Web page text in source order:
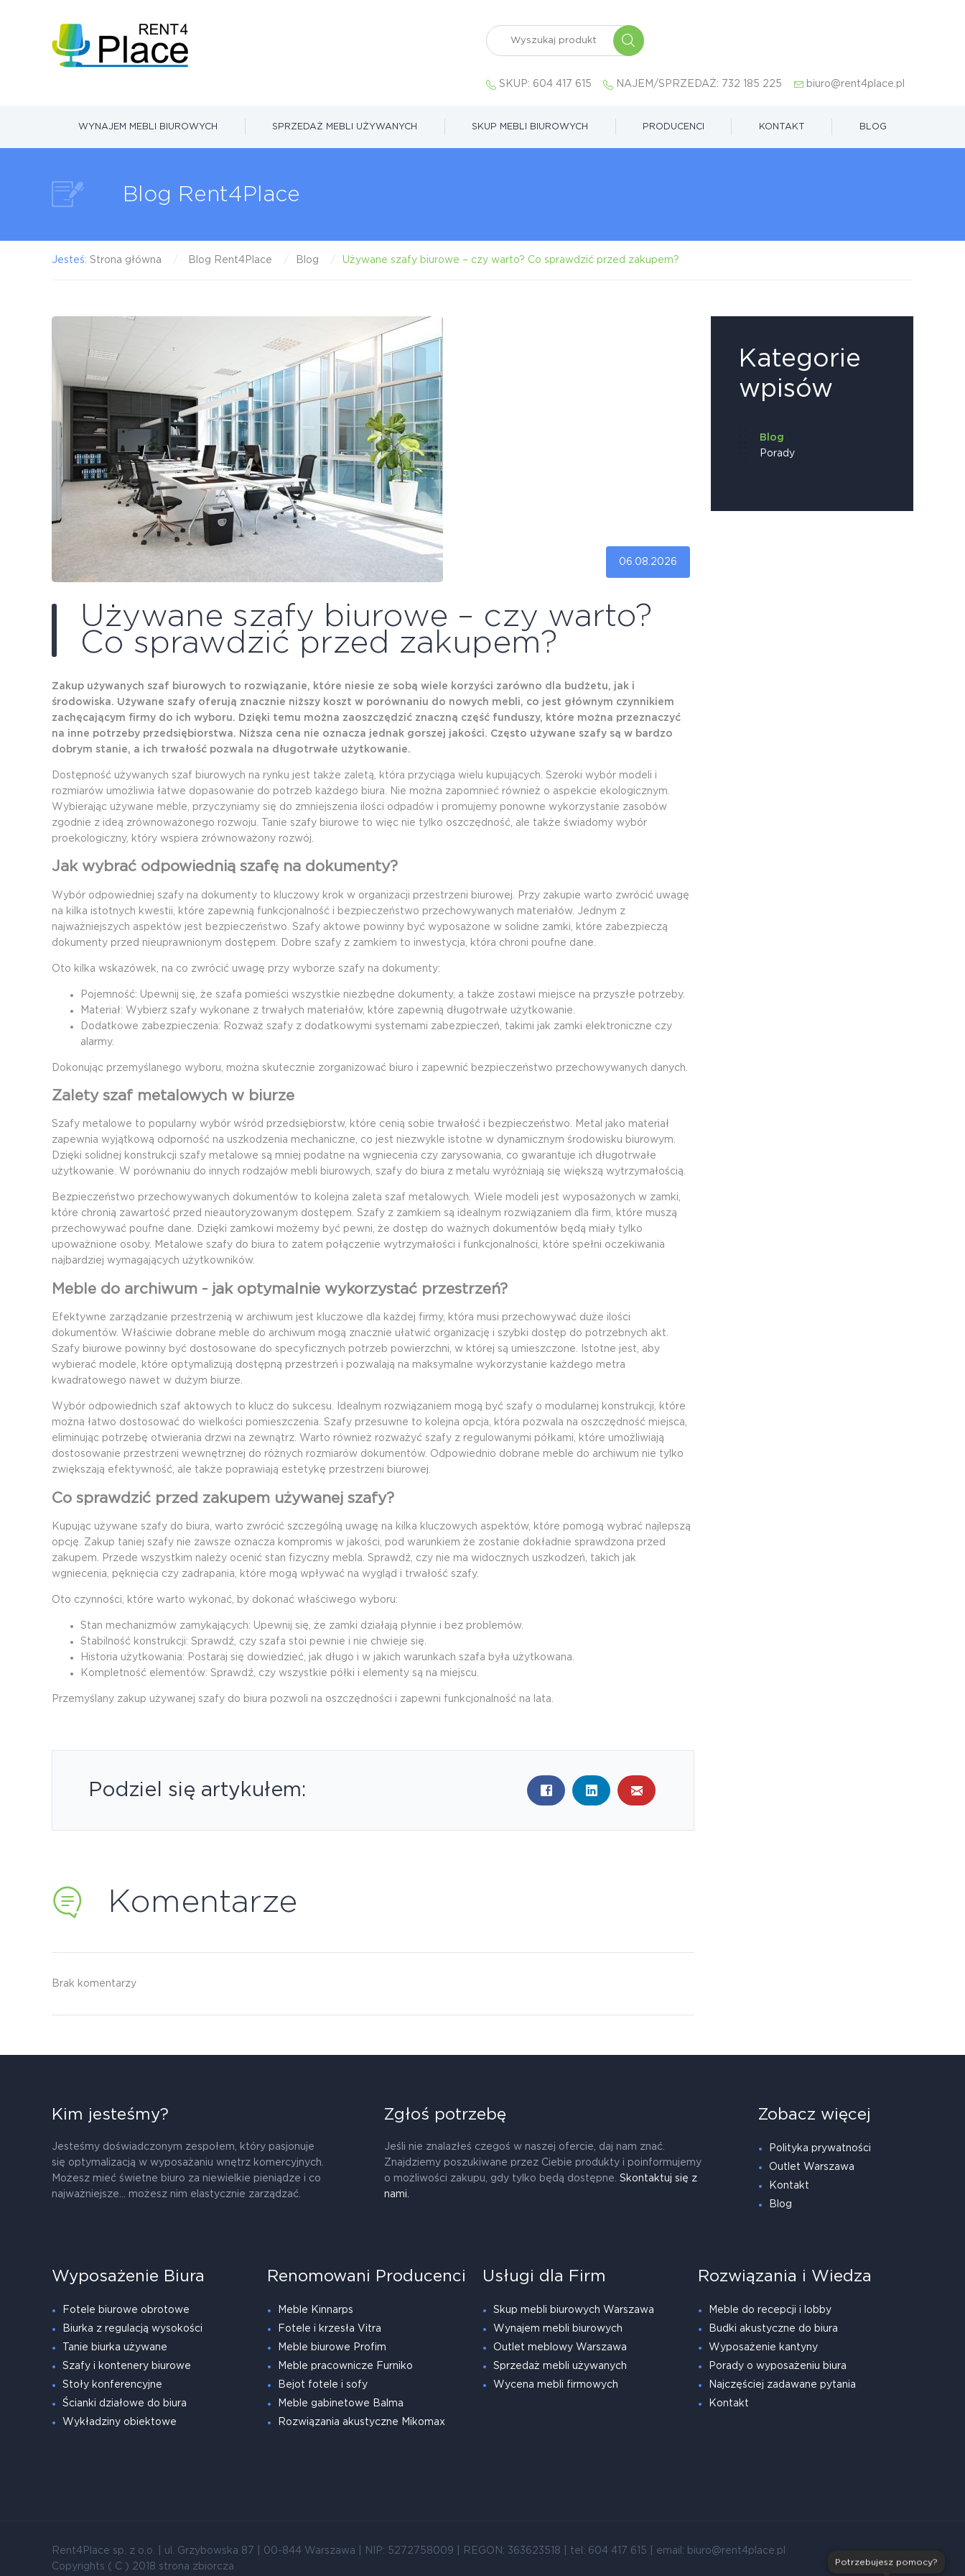
SKUP: 604 417 615 NAJEM/SPRZEDAŻ: 732 185 225 biuro@rent4place.pl
WYNAJEM MEBLI BIUROWYCH SPRZEDAŻ MEBLI UŻYWANYCH SKUP MEBLI BIUROWYCH PRODUCENCI KONTAKT BLOG
Blog Rent4Place
Jesteś: Strona główna Blog Rent4Place Blog Używane szafy biurowe – czy warto? Co sprawdzić przed zakupem?
06.08.2026
Używane szafy biurowe – czy warto?
Co sprawdzić przed zakupem?
Zakup używanych szaf biurowych to rozwiązanie, które niesie ze sobą wiele korzyści zarówno dla budżetu, jak i
środowiska. Używane szafy oferują znacznie niższy koszt w porównaniu do nowych mebli, co jest głównym czynnikiem
zachęcającym firmy do ich wyboru. Dzięki temu można zaoszczędzić znaczną część funduszy, które można przeznaczyć
na inne potrzeby przedsiębiorstwa. Niższa cena nie oznacza jednak gorszej jakości. Często używane szafy są w bardzo
dobrym stanie, a ich trwałość pozwala na długotrwałe użytkowanie.
Dostępność używanych szaf biurowych na rynku jest także zaletą, która przyciąga wielu kupujących. Szeroki wybór modeli i
rozmiarów umożliwia łatwe dopasowanie do potrzeb każdego biura. Nie można zapomnieć również o aspekcie ekologicznym.
Wybierając używane meble, przyczyniamy się do zmniejszenia ilości odpadów i promujemy ponowne wykorzystanie zasobów
zgodnie z ideą zrównoważonego rozwoju . Tanie szafy biurowe to więc nie tylko oszczędność, ale także świadomy wybór
proekologiczny, który wspiera zrównoważony rozwój.
Jak wybrać odpowiednią szafę na dokumenty?
Wybór odpowiedniej szafy na dokumenty to kluczowy krok w organizacji przestrzeni biurowej. Przy zakupie warto zwrócić uwagę
na kilka istotnych kwestii, które zapewnią funkcjonalność i bezpieczeństwo przechowywanych materiałów. Jednym z
najważniejszych aspektów jest bezpieczeństwo. Szafy aktowe powinny być wyposażone w solidne zamki, które zabezpieczą
dokumenty przed nieuprawnionym dostępem. Dobre szafy z zamkiem to inwestycja, która chroni poufne dane.
Oto kilka wskazówek, na co zwrócić uwagę przy wyborze szafy na dokumenty:
Pojemność: Upewnij się, że szafa pomieści wszystkie niezbędne dokumenty, a także zostawi miejsce na przyszłe potrzeby.
Materiał: Wybierz szafy wykonane z trwałych materiałów, które zapewnią długotrwałe użytkowanie.
Dodatkowe zabezpieczenia: Rozważ szafy z dodatkowymi systemami zabezpieczeń, takimi jak zamki elektroniczne czy
alarmy.
Dokonując przemyślanego wyboru, można skutecznie zorganizować biuro i zapewnić bezpieczeństwo przechowywanych danych.
Zalety szaf metalowych w biurze
Szafy metalowe to popularny wybór wśród przedsiębiorstw, które cenią sobie trwałość i bezpieczeństwo. Metal jako materiał
zapewnia wyjątkową odporność na uszkodzenia mechaniczne, co jest niezwykle istotne w dynamicznym środowisku biurowym.
Dzięki solidnej konstrukcji szafy metalowe są mniej podatne na wgniecenia czy zarysowania, co gwarantuje ich długotrwałe
użytkowanie. W porównaniu do innych rodzajów mebli biurowych, szafy do biura z metalu wyróżniają się większą wytrzymałością.
Bezpieczeństwo przechowywanych dokumentów to kolejna zaleta szaf metalowych. Wiele modeli jest wyposażonych w zamki,
które chronią zawartość przed nieautoryzowanym dostępem. Szafy z zamkiem są idealnym rozwiązaniem dla firm, które muszą
przechowywać poufne dane. Dzięki zamkowi możemy być pewni, że dostęp do ważnych dokumentów będą miały tylko
upoważnione osoby. Metalowe szafy do biura to zatem połączenie wytrzymałości i funkcjonalności, które spełni oczekiwania
najbardziej wymagających użytkowników.
Meble do archiwum - jak optymalnie wykorzystać przestrzeń?
Efektywne zarządzanie przestrzenią w archiwum jest kluczowe dla każdej firmy, która musi przechowywać duże ilości
dokumentów. Właściwie dobrane meble do archiwum mogą znacznie ułatwić organizację i szybki dostęp do potrzebnych akt.
Szafy biurowe powinny być dostosowane do specyficznych potrzeb powierzchni, w której są umieszczone. Istotne jest, aby
wybierać modele, które optymalizują dostępną przestrzeń i pozwalają na maksymalne wykorzystanie każdego metra
kwadratowego nawet w dużym biurze.
Wybór odpowiednich szaf aktowych to klucz do sukcesu. Idealnym rozwiązaniem mogą być szafy o modularnej konstrukcji, które
można łatwo dostosować do wielkości pomieszczenia. Szafy przesuwne to kolejna opcja, która pozwala na oszczędność miejsca,
eliminując potrzebę otwierania drzwi na zewnątrz. Warto również rozważyć szafy z regulowanymi półkami, które umożliwiają
dostosowanie przestrzeni wewnętrznej do różnych rozmiarów dokumentów. Odpowiednio dobrane meble do archiwum nie tylko
zwiększają efektywność, ale także poprawiają estetykę przestrzeni biurowej.
Co sprawdzić przed zakupem używanej szafy?
Kupując używane szafy do biura, warto zwrócić szczególną uwagę na kilka kluczowych aspektów, które pomogą wybrać najlepszą
opcję. Zakup taniej szafy nie zawsze oznacza kompromis w jakości, pod warunkiem że zostanie dokładnie sprawdzona przed
zakupem. Przede wszystkim należy ocenić stan fizyczny mebla. Sprawdź, czy nie ma widocznych uszkodzeń, takich jak
wgniecenia, pęknięcia czy zadrapania, które mogą wpływać na wygląd i trwałość szafy.
Oto czynności, które warto wykonać, by dokonać właściwego wyboru:
Stan mechanizmów zamykających: Upewnij się, że zamki działają płynnie i bez problemów.
Stabilność konstrukcji: Sprawdź, czy szafa stoi pewnie i nie chwieje się.
Historia użytkowania: Postaraj się dowiedzieć, jak długo i w jakich warunkach szafa była użytkowana.
Kompletność elementów: Sprawdź, czy wszystkie półki i elementy są na miejscu.
Przemyślany zakup używanej szafy do biura pozwoli na oszczędności i zapewni funkcjonalność na lata.
Podziel się artykułem:
Komentarze
Brak komentarzy
Kategorie
wpisów
Blog
Porady
Kim jesteśmy?
Jesteśmy doświadczonym zespołem, który pasjonuje
się optymalizacją w wyposażaniu wnętrz komercyjnych.
Możesz mieć świetne biuro za niewielkie pieniądze i co
najważniejsze... możesz nim elastycznie zarządzać.
Zgłoś potrzebę
Jeśli nie znalazłeś czegoś w naszej ofercie, daj nam znać.
Znajdziemy poszukiwane przez Ciebie produkty i poinformujemy
o możliwości zakupu, gdy tylko będą dostępne. Skontaktuj się z
nami.
Zobacz więcej
Polityka prywatności
Outlet Warszawa
Kontakt
Blog
Wyposażenie Biura
Fotele biurowe obrotowe
Biurka z regulacją wysokości
Tanie biurka używane
Szafy i kontenery biurowe
Stoły konferencyjne
Ścianki działowe do biura
Wykładziny obiektowe
Renomowani Producenci
Meble Kinnarps
Fotele i krzesła Vitra
Meble biurowe Profim
Meble pracownicze Furniko
Bejot fotele i sofy
Meble gabinetowe Balma
Rozwiązania akustyczne Mikomax
Usługi dla Firm
Skup mebli biurowych Warszawa
Wynajem mebli biurowych
Outlet meblowy Warszawa
Sprzedaż mebli używanych
Wycena mebli firmowych
Rozwiązania i Wiedza
Meble do recepcji i lobby
Budki akustyczne do biura
Wyposażenie kantyny
Porady o wyposażeniu biura
Najczęściej zadawane pytania
Kontakt
Rent4Place sp. z o.o. | ul. Grzybowska 87 | 00-844 Warszawa | NIP: 5272758009 | REGON: 363623518 | tel: 604 417 615 | email: biuro@rent4place.pl
Copyrights ( C ) 2018 strona zbiorcza
Potrzebujesz pomocy?